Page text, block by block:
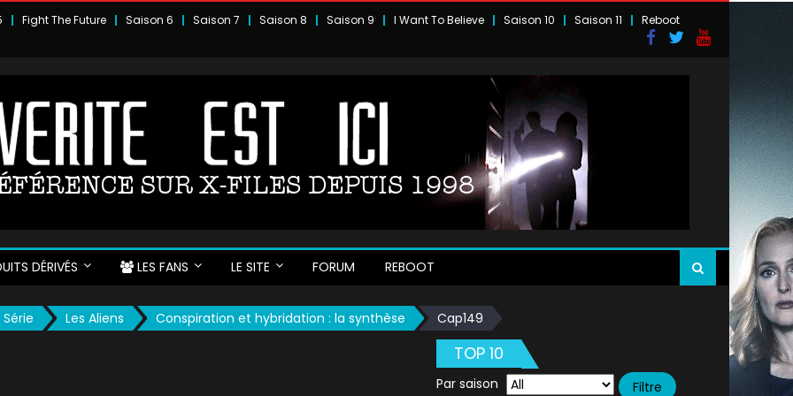
Fight The Future Saison 6 Saison 7 Saison 8 Saison 9 I Want To Believe Saison 10 Saison 11 Reboot
DÉRIVÉS LES FANS LE SITE FORUM REBOOT
Les Aliens Conspiration et hybridation : la synthèse Cap149
TOP 10
Par saison